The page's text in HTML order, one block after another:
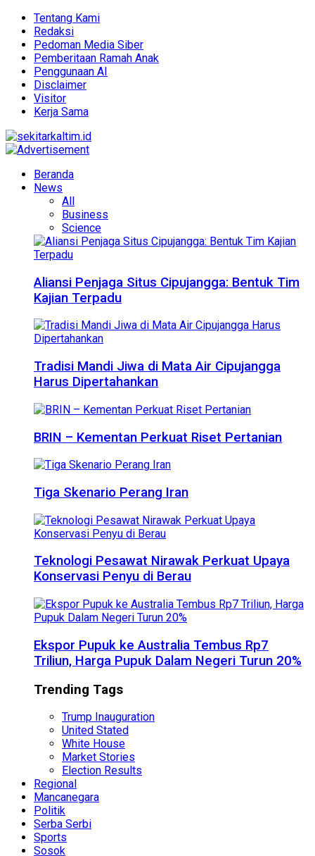
Tentang Kami
Redaksi
Pedoman Media Siber
Pemberitaan Ramah Anak
Penggunaan AI
Disclaimer
Visitor
Kerja Sama
Beranda
News
All
Business
Science
Aliansi Penjaga Situs Cipujangga: Bentuk Tim
Kajian Terpadu
Tradisi Mandi Jiwa di Mata Air Cipujangga
Harus Dipertahankan
BRIN – Kementan Perkuat Riset Pertanian
Tiga Skenario Perang Iran
Teknologi Pesawat Nirawak Perkuat Upaya
Konservasi Penyu di Berau
Ekspor Pupuk ke Australia Tembus Rp7
Triliun, Harga Pupuk Dalam Negeri Turun 20%
Trending Tags
Trump Inauguration
United Stated
White House
Market Stories
Election Results
Regional
Mancanegara
Politik
Serba Serbi
Sports
Sosok